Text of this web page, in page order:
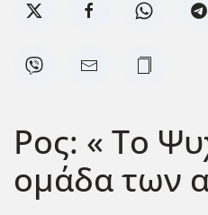
Ρος: « Το
ομάδα των